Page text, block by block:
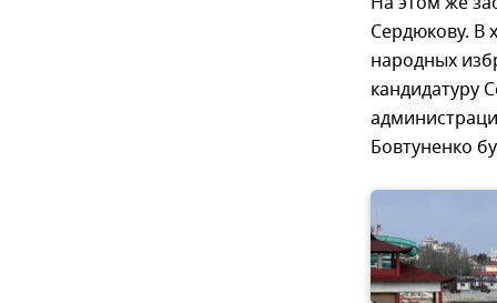
Сердюкову. В
народных
кандидатуру
Бовтуненко